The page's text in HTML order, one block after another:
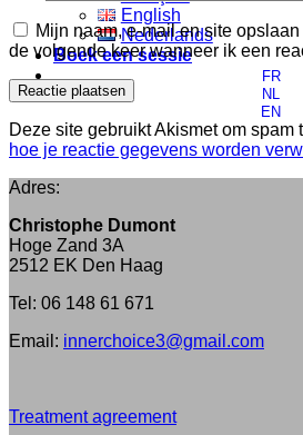
English
Nederlands
Boek een sessie
FR
NL
EN
Mijn naam, e-mail en site
de volgende keer wanneer ik een
Deze site gebruikt Akismet om spam
hoe je reactie gegevens worden
Adres:
Christophe Dumont
Hoge Zand 3A
2512 EK Den Haag
Tel: 06 148 61 671
Email: innerchoice3@gmail.com
Treatment agreement